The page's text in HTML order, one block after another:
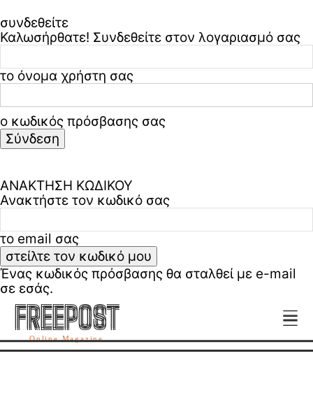
συνδεθείτε
Καλωσήρθατε! Συνδεθείτε στον λογαριασμό σας
το όνομα χρήστη σας
ο κωδικός πρόσβασης σας
ΑΝΑΚΤΗΣΗ ΚΩΔΙΚΟΥ
Ανακτήστε τον κωδικό σας
το email σας
Ένας κωδικός πρόσβασης θα σταλθεί με e-mail
σε εσάς.
FREEPOST
Online Magazine
FREEPOST